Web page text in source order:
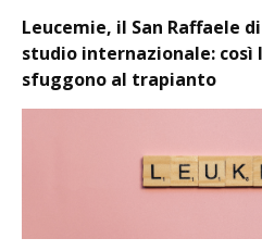
Leucemie, il San Raffaele
studio internazionale:
sfuggono al trapianto